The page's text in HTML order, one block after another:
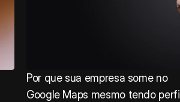
Por que sua empresa some no
Google Maps mesmo tendo perfil